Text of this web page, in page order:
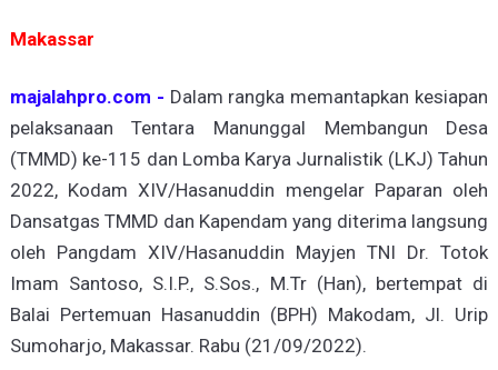
Makassar
majalahpro.com - Dalam rangka memantapkan kesiapan
pelaksanaan Tentara Manunggal Membangun Desa
(TMMD) ke-115 dan Lomba Karya Jurnalistik (LKJ) Tahun
2022, Kodam XIV/Hasanuddin mengelar Paparan oleh
Dansatgas TMMD dan Kapendam yang diterima langsung
oleh Pangdam XIV/Hasanuddin Mayjen TNI Dr. Totok
Imam Santoso, S.I.P., S.Sos., M.Tr (Han), bertempat di
Balai Pertemuan Hasanuddin (BPH) Makodam, Jl. Urip
Sumoharjo, Makassar. Rabu (21/09/2022).